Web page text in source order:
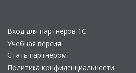
Вход для партнеров 1С
Учебная версия
Стать партнером
Политика конфиденциальности